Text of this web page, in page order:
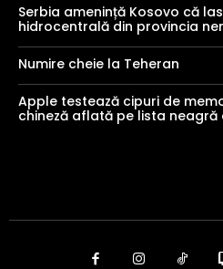
Serbia amenință Kosovo că
hidrocentrală din provincia
Numire cheie la Teheran
Apple testează cipuri de
chineză aflată pe lista neagră